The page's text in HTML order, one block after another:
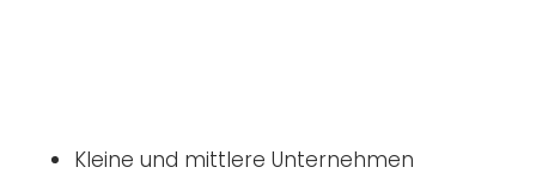
Kleine und mittlere Unternehmen